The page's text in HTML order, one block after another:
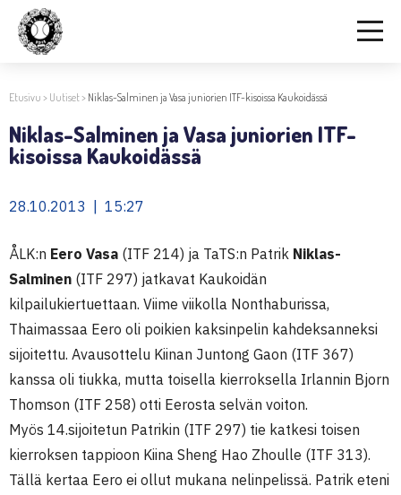
Etusivu > Uutiset> Niklas-Salminen ja Vasa juniorien ITF-kisoissa Kaukoidässä
Niklas-Salminen ja Vasa juniorien ITF-
kisoissa Kaukoidässä
28.10.2013 | 15:27
ÅLK:n Eero Vasa (ITF 214) ja TaTS:n Patrik Niklas-
Salminen (ITF 297) jatkavat Kaukoidän
kilpailukiertuettaan. Viime viikolla Nonthaburissa,
Thaimassaa Eero oli poikien kaksinpelin kahdeksanneksi
sijoitettu. Avausottelu Kiinan Juntong Gaon (ITF 367)
kanssa oli tiukka, mutta toisella kierroksella Irlannin Bjorn
Thomson (ITF 258) otti Eerosta selvän voiton.
Myös 14.sijoitetun Patrikin (ITF 297) tie katkesi toisen
kierroksen tappioon Kiina Sheng Hao Zhoulle (ITF 313).
Tällä kertaa Eero ei ollut mukana nelinpelissä. Patrik eteni